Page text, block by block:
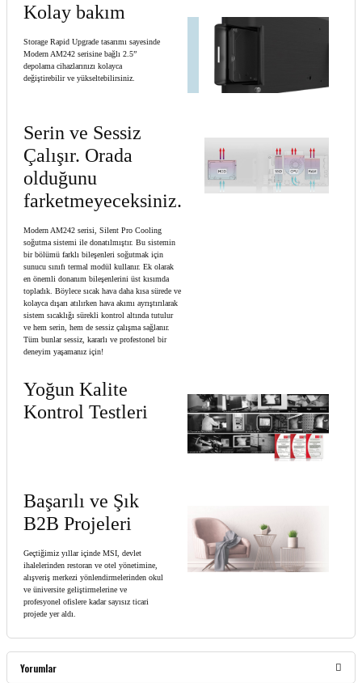
Kolay bakım
Storage Rapid Upgrade tasarımı sayesinde
Modern AM242 serisine bağlı 2.5”
depolama cihazlarınızı kolayca
değiştirebilir ve yükseltebilirsiniz.
Serin ve Sessiz
Çalışır. Orada
olduğunu
farketmeyeceksiniz.
Modern AM242 serisi, Silent Pro Cooling
soğutma sistemi ile donatılmıştır. Bu sistemin
bir bölümü farklı bileşenleri soğutmak için
sunucu sınıfı termal modül kullanır. Ek olarak
en önemli donanım bileşenlerini üst kısımda
topladık. Böylece sıcak hava daha kısa sürede ve
kolayca dışarı atılırken hava akımı ayrıştırılarak
sistem sıcaklığı sürekli kontrol altında tutulur
ve hem serin, hem de sessiz çalışma sağlanır.
Tüm bunlar sessiz, kararlı ve profestonel bir
deneyim yaşamanız için!
Yoğun Kalite
Kontrol Testleri
Başarılı ve Şık
B2B Projeleri
Geçtiğimiz yıllar içinde MSI, devlet
ihalelerinden restoran ve otel yönetimine,
alışveriş merkezi yönlendirmelerinden okul
ve üniversite geliştirmelerine ve
profesyonel ofislere kadar sayısız ticari
projede yer aldı.
Yorumlar